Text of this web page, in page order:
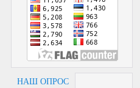
НАШ ОПРОС